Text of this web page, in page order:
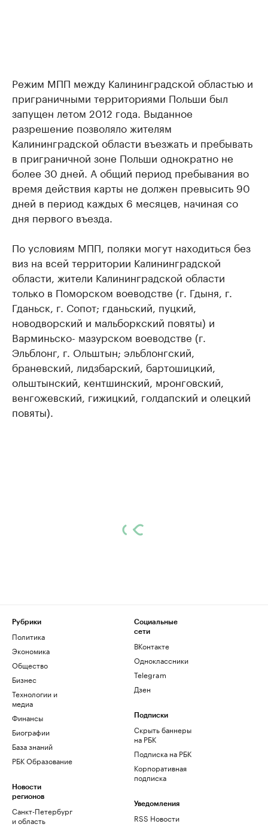
Режим МПП между Калининградской областью и
приграничными территориями Польши был
запущен летом 2012 года. Выданное
разрешение позволяло жителям
Калининградской области въезжать и пребывать
в приграничной зоне Польши однократно не
более 30 дней. А общий период пребывания во
время действия карты не должен превысить 90
дней в период каждых 6 месяцев, начиная со
дня первого въезда.
По условиям МПП, поляки могут находиться без
виз на всей территории Калининградской
области, жители Калининградской области
только в Поморском воеводстве (г. Гдыня, г.
Гданьск, г. Сопот; гданьский, пуцкий,
новодворский и мальборкский повяты) и
Варминьско- мазурском воеводстве (г.
Эльблонг, г. Ольштын; эльблонгский,
браневский, лидзбарский, бартошицкий,
ольштынский, кентшинский, мронговский,
венгожевский, гижицкий, голдапский и олецкий
повяты).
Рубрики
Политика
Экономика
Общество
Бизнес
Технологии и
медиа
Финансы
Биографии
База знаний
РБК Образование
Новости
регионов
Санкт-Петербург
и область
Социальные
сети
ВКонтакте
Одноклассники
Telegram
Дзен
Подписки
Скрыть баннеры
на РБК
Подписка на РБК
Корпоративная
подписка
Уведомления
RSS Новости